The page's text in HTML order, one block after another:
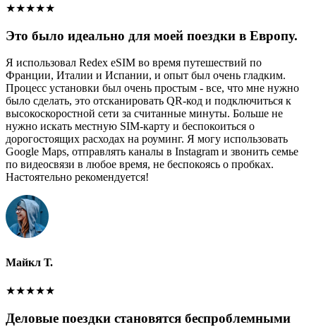
★★★★★
Это было идеально для моей поездки в Европу.
Я использовал Redex eSIM во время путешествий по
Франции, Италии и Испании, и опыт был очень гладким.
Процесс установки был очень простым - все, что мне нужно
было сделать, это отсканировать QR-код и подключиться к
высокоскоростной сети за считанные минуты. Больше не
нужно искать местную SIM-карту и беспокоиться о
дорогостоящих расходах на роуминг. Я могу использовать
Google Maps, отправлять каналы в Instagram и звонить семье
по видеосвязи в любое время, не беспокоясь о пробках.
Настоятельно рекомендуется!
Майкл Т.
★★★★★
Деловые поездки становятся беспроблемными